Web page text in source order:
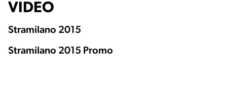
VIDEO
Stramilano 2015
Stramilano 2015 Promo